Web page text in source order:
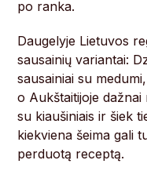
po ranka.
Daugelyje Lietuvos
sausainių variantai:
sausainiai su
o Aukštaitijoje
su kiaušiniais ir šiek
kiekviena šeima gali
perduotą receptą.